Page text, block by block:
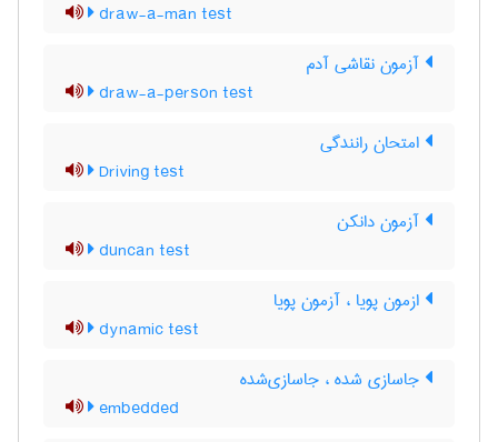
draw-a-man test
آزمون نقاشی آدم
draw-a-person test
امتحان رانندگی
Driving test
آزمون دانکن
duncan test
ازمون پویا ، آزمون پویا
dynamic test
جاسازی شده ، جاسازی‌شده
embedded